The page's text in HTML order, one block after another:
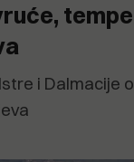
i Dalmacije